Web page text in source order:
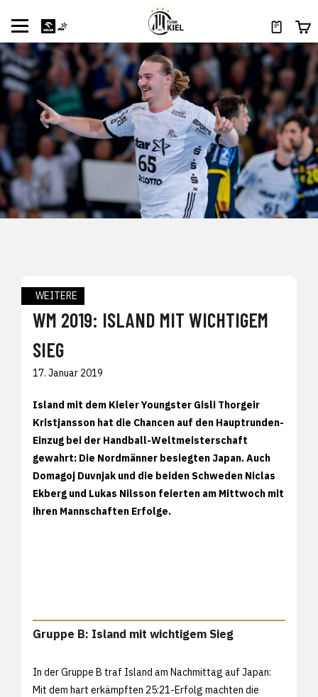
WEITERE
WM 2019: ISLAND MIT WICHTIGEM
SIEG
17. Januar 2019
Island mit dem Kieler Youngster Gisli Thorgeir
Kristjansson hat die Chancen auf den Hauptrunden-
Einzug bei der Handball-Weltmeisterschaft
gewahrt: Die Nordmänner besiegten Japan. Auch
Domagoj Duvnjak und die beiden Schweden Niclas
Ekberg und Lukas Nilsson feierten am Mittwoch mit
ihren Mannschaften Erfolge.
Gruppe B: Island mit wichtigem Sieg
In der Gruppe B traf Island am Nachmittag auf Japan:
Mit dem hart erkämpften 25:21-Erfolg machten die